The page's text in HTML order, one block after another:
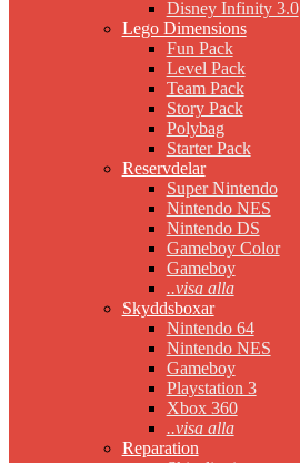
Disney Infinity 3.0
Lego Dimensions
Fun Pack
Level Pack
Team Pack
Story Pack
Polybag
Starter Pack
Reservdelar
Super Nintendo
Nintendo NES
Nintendo DS
Gameboy Color
Gameboy
..visa alla
Skyddsboxar
Nintendo 64
Nintendo NES
Gameboy
Playstation 3
Xbox 360
..visa alla
Reparation